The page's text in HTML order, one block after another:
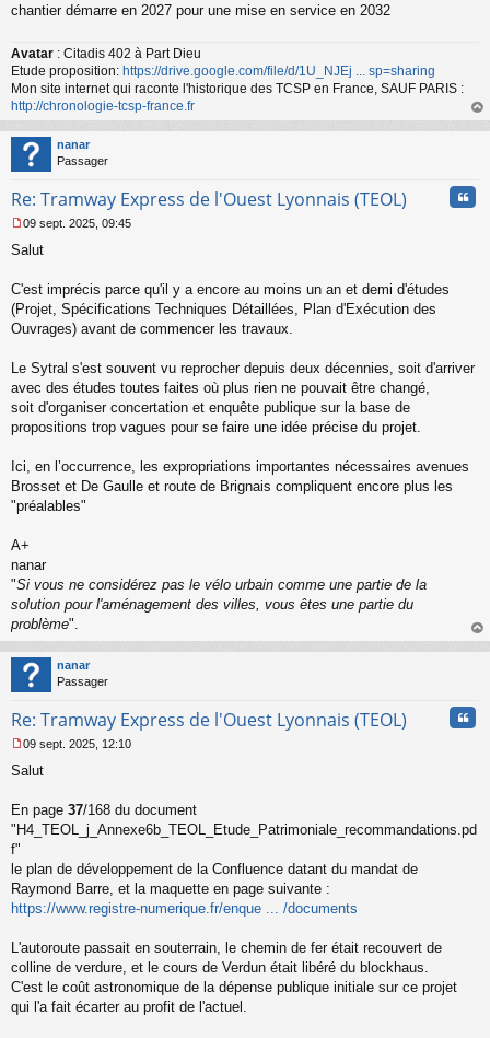
chantier démarre en 2027 pour une mise en service en 2032
Avatar : Citadis 402 à Part Dieu
Etude proposition: https://drive.google.com/file/d/1U_NJEj ... sp=sharing
Mon site internet qui raconte l'historique des TCSP en France, SAUF PARIS :
http://chronologie-tcsp-france.fr
au
nanar
Passager
Re: Tramway Express de l'Ouest Lyonnais (TEOL)
e
s
g
e
o
n
u
09 sept. 2025, 09:45
Salut
C'est imprécis parce qu'il y a encore au moins un an et demi d'études
(Projet, Spécifications Techniques Détaillées, Plan d'Exécution des
Ouvrages) avant de commencer les travaux.
Le Sytral s'est souvent vu reprocher depuis deux décennies, soit d'arriver
avec des études toutes faites où plus rien ne pouvait être changé,
soit d'organiser concertation et enquête publique sur la base de
propositions trop vagues pour se faire une idée précise du projet.
Ici, en l’occurrence, les expropriations importantes nécessaires avenues
Brosset et De Gaulle et route de Brignais compliquent encore plus les
"préalables"
A+
nanar
"Si vous ne considérez pas le vélo urbain comme une partie de la
solution pour l'aménagement des villes, vous êtes une partie du
problème".
au
nanar
Passager
Re: Tramway Express de l'Ouest Lyonnais (TEOL)
e
s
a
g
n
o
n
09 sept. 2025, 12:10
Salut
En page 37/168 du document
"H4_TEOL_j_Annexe6b_TEOL_Etude_Patrimoniale_recommandations.pd
f"
le plan de développement de la Confluence datant du mandat de
Raymond Barre, et la maquette en page suivante :
https://www.registre-numerique.fr/enque ... /documents
L'autoroute passait en souterrain, le chemin de fer était recouvert de
colline de verdure, et le cours de Verdun était libéré du blockhaus.
C'est le coût astronomique de la dépense publique initiale sur ce projet
qui l'a fait écarter au profit de l'actuel.